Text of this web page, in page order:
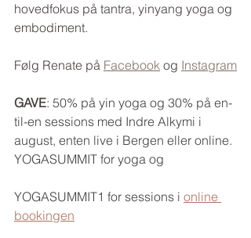
hovedfokus på tantra, yinyang yoga og
embodiment.
Følg Renate på Facebook og Instagram
GAVE: 50% på yin yoga og 30% på en-
til-en sessions med Indre Alkymi i
august, enten live i Bergen eller online.
YOGASUMMIT for yoga og
YOGASUMMIT1 for sessions i online
bookingen